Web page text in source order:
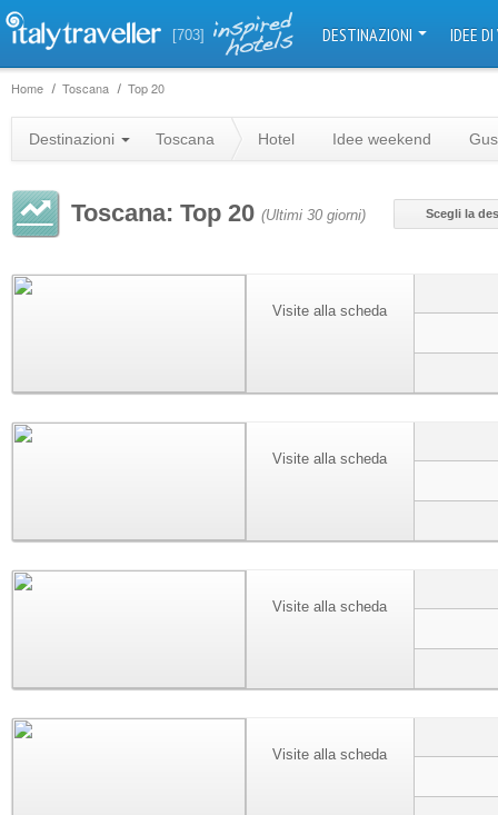
[703] DESTINAZIONI IDEE
Home Toscana Top 20
Destinazioni Toscana Hotel Idee weekend
Toscana: Top 20 (Ultimi 30 giorni) Scegli la
Visite alla scheda
Visite alla scheda
Visite alla scheda
Visite alla scheda